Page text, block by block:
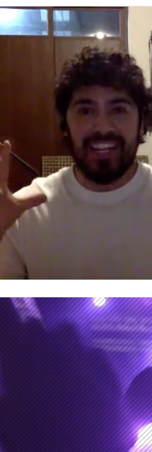
Entrevista Show
Cobertura Playlist
Documental Anime